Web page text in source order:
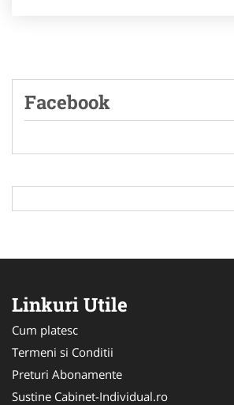
Facebook
Linkuri Utile
Cum platesc
Termeni si Conditii
Preturi Abonamente
Sustine Cabinet-Individual.ro